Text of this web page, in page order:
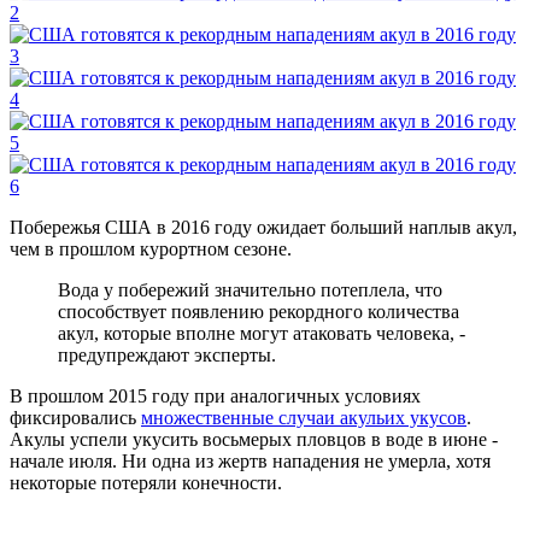
Побережья США в 2016 году ожидает больший наплыв акул,
чем в прошлом курортном сезоне.
Вода у побережий значительно потеплела, что
способствует появлению рекордного количества
акул, которые вполне могут атаковать человека, -
предупреждают эксперты.
В прошлом 2015 году при аналогичных условиях
фиксировались множественные случаи акульих укусов.
Акулы успели укусить восьмерых пловцов в воде в июне -
начале июля. Ни одна из жертв нападения не умерла, хотя
некоторые потеряли конечности.